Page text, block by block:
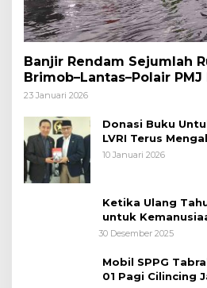
Banjir Rendam Sejumlah
Brimob–Lantas–Polair
Polri Siagakan 128.247
23 Januari 2026
Donasi Buku
LVRI Terus
10 Januari 2026
Ketika Ulang
untuk
30 Desember 2025
Mobil SPPG
01 Pagi Cilincing